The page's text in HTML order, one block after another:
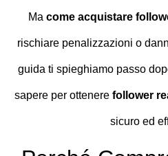
Ma come acquistare
rischiare penalizzazioni o
guida ti spieghiamo passo
sapere per ottenere follower
sicuro ed